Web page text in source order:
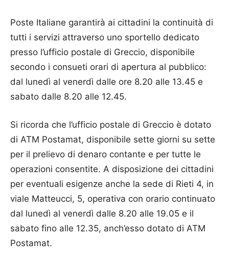
Poste Italiane garantirà ai cittadini la continuità di
tutti i servizi attraverso uno sportello dedicato
presso l’ufficio postale di Greccio, disponibile
secondo i consueti orari di apertura al pubblico:
dal lunedì al venerdì dalle ore 8.20 alle 13.45 e
sabato dalle 8.20 alle 12.45.
Si ricorda che l’ufficio postale di Greccio è dotato
di ATM Postamat, disponibile sette giorni su sette
per il prelievo di denaro contante e per tutte le
operazioni consentite. A disposizione dei cittadini
per eventuali esigenze anche la sede di Rieti 4, in
viale Matteucci, 5, operativa con orario continuato
dal lunedì al venerdì dalle 8.20 alle 19.05 e il
sabato fino alle 12.35, anch’esso dotato di ATM
Postamat.